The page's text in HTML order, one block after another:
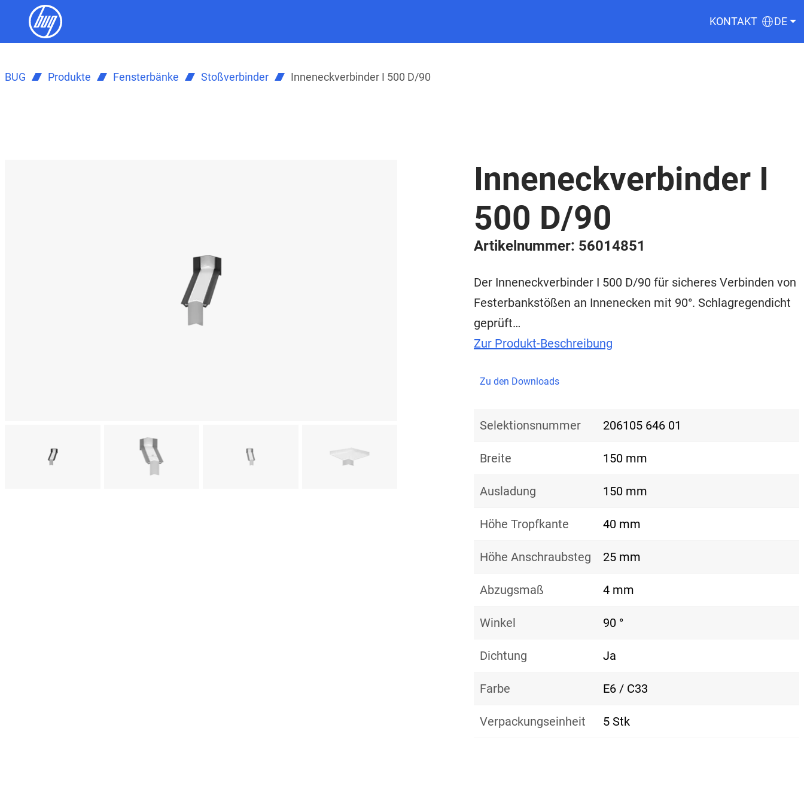
KONTAKT DE
BUG Produkte Fensterbänke Stoßverbinder Inneneckverbinder I 500 D/90
Inneneckverbinder I
500 D/90
Artikelnummer: 56014851
Der Inneneckverbinder I 500 D/90 für sicheres Verbinden von
Festerbankstößen an Innenecken mit 90°. Schlagregendicht
geprüft…
Zur Produkt-Beschreibung
Zu den Downloads
Selektionsnummer 206105 646 01
Breite 150 mm
Ausladung 150 mm
Höhe Tropfkante 40 mm
Höhe Anschraubsteg 25 mm
Abzugsmaß 4 mm
Winkel 90 °
Dichtung Ja
Farbe E6 / C33
Verpackungseinheit 5 Stk